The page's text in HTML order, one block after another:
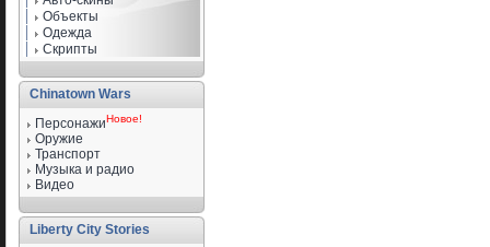
Объекты
Одежда
Скрипты
Chinatown Wars
ПерсонажиНовое!
Оружие
Транспорт
Музыка и радио
Видео
Liberty City Stories